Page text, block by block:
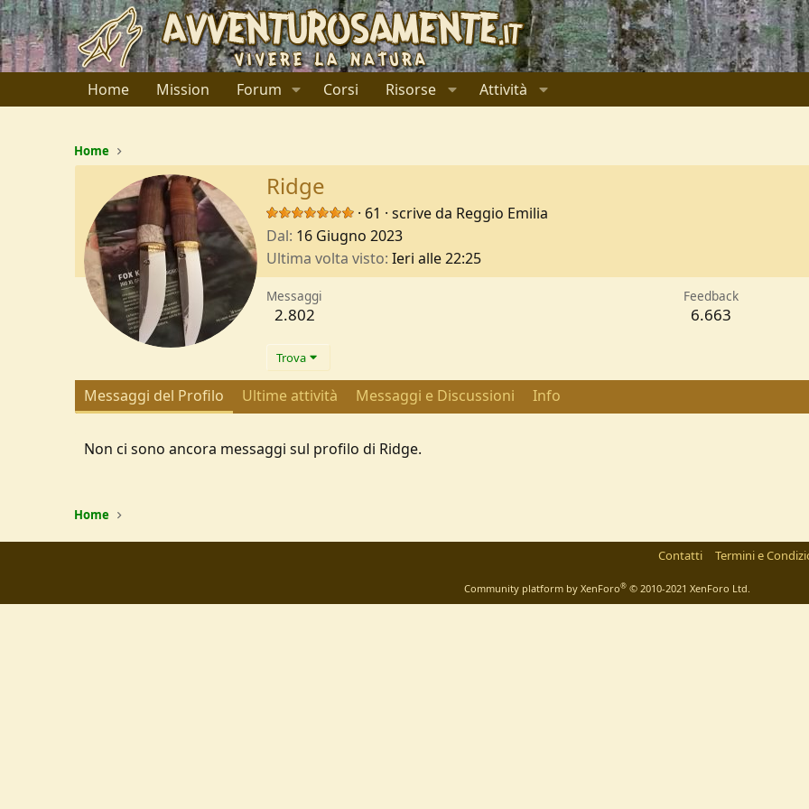
Home Mission Forum Corsi Risorse Attività
Home
Ridge
· 61 · scrive da Reggio Emilia
Dal 16 Giugno 2023
Ultima volta visto Ieri alle 22:25
Messaggi
2.802
Feedback
6.663
Trova
Messaggi del Profilo Ultime attività Messaggi e Discussioni Info
Non ci sono ancora messaggi sul profilo di Ridge.
Home
Contatti Termini e
Community platform by XenForo® © 2010-2021 XenForo Ltd.